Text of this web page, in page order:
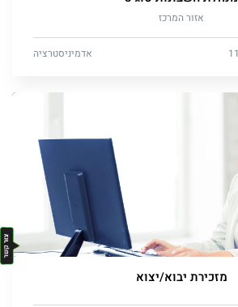
אזור המרכז
אדמיניסטרציה
מזכירת יבוא/יצוא